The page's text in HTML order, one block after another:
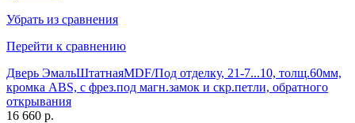
Убрать из сравнения
Перейти к сравнению
Дверь ЭмальШтатнаяMDF/Под отделку, 21-7...10, толщ.60мм,
кромка ABS, с фрез.под магн.замок и скр.петли, обратного
открывания
16 660 р.